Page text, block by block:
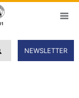
NEWSLETTER